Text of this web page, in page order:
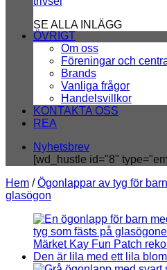
SE ALLA INLÄGG
ÖVRIGT
Om oss
Föreningar och
Brands
Vanliga frågor
Handelsvillkor
KONTAKTA OSS
REA
Nyhetsbrev
[wd_hustle id="8"
Hem / Ögonlappar av tyg för barn
glasögon